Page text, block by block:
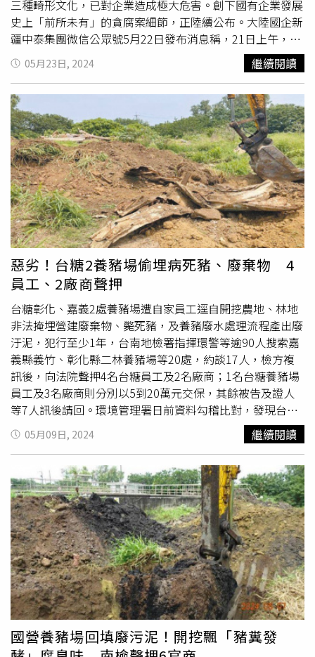
身演藝圈，卻有很長一段時間懷才不遇，被人以「蔡少芬的
老公」稱呼。直到2014年，張晉因參演王家衛《一代宗
師》獲得第33屆香港金像獎最佳男配角獎，才逐漸打開星
路。當年，張晉在台上發表感言時，曾激動表示：「我的老
婆是蔡少芬，很多人說我這輩子要靠她。對，沒錯，我想說
我這輩子的幸福就是要靠她。」成為不少人津津樂道的佳
話。
三種畸形文化，已對企業造成極大危害。創下國有企業發展
史上「前所未有」的貪腐案細節，正陸續公布。大陸國企新
疆中泰集團微信公眾號5月22日發布消息稱，21日上午，集
團召開2024年巡察工作會議暨第一輪巡察動員部署會議，
集團黨委書記、董事長王平洋指出，2024是實現「十四
五」規畫目標任務的關鍵一年，也是中泰集團深化改革、肅
清王
流毒、重構現代企業治理體系至關重要的一年。他
強調，要堅決杜絕「低級紅」「高級黑」現象，通過第三方
機構入駐指導，研究中泰集團的歷史、現在和未來，扭轉異
化「家文化」帶來的影響，清朗政治生態、重塑企業文化。
誰是王洪欣？公開資料顯示，1965年出生的王洪欣曾任新
疆中泰化學（集團）股份有限公司黨委書記、董事長，中泰
（集團）有限責任公司黨委書記、董事長，2023年4月轉崗
自治區工信廳黨組書記、副廳長後宣告落馬，被稱為「潛藏
在國有企業的毒瘤」。澎湃新聞報導，王洪欣被查後，中泰
集團眾多下屬公司開設「揭批改專欄」，要求徹底清除13種
畸形文化流毒。有人撰文稱，王洪欣的「浮誇文化」「奢侈
文化」「投機文化」「封建文化」「獨裁文化」等十三種畸
形文化對企業造成了極大的危害。如：「利益捆綁」文化。
大搞「飛地人才」「高管密薪」「天價培訓」和長期「吃空
餉」，利益捆綁、蒙蔽群眾，設置福利陷阱，慷國家之慨，
籠絡人心、誤導企業員工、離退休員工「家理念」，實質把
國有企業當成自己的家族企業。弱化、虛化、邊緣化黨建工
作，違反選人、用人規定，結黨營私、拉幫結派，任人唯
親、任人唯利，擅自增設經營班子、另搞一套，沆瀣一氣。
還有內部職工一一點評道，「浮誇文化」和「奢侈文化」導
致企業虛增營業收入、大搞「貿易運動」，以及追求超規格
慶典活動和豪華享受等行為；「代理人文化」和「投機文
化」延伸權力，唆使親屬或其他「代理人」掛名領薪、股
票、期權等收受賄賂、充當「白手套」；「封建迷信文化」
和「寄生文化」言不由衷、表裡不一、迷信風水等封建思
想，尋找精神寄託，祈求神靈護佑；「個人崇拜文化」和
「利益捆綁文化」將中泰集團的發展成績占為己有，散布虛
假言論，推崇個人能力和關係網；「衛道士文化」和「獨裁
文化」披著道德的外衣，掩蓋自己的錯誤言行和違法違紀行
為。獨斷專行、壓制民主、打擊報復不同意見的員工。有人
稱，縱觀王洪欣熱衷於拉「小圈子」，大搞團團夥夥、親親
疏疏，私自增設經營班子，架空黨委班子，利用其「圈子」
畫分「勢力範圍」，共用「利益果實」，「神化」個人能
05月23日, 2024 繼續閱讀
惡劣！台糖2養豬場偷埋病死豬、廢棄物 4
員工、2廠商聲押
台糖彰化、嘉義2處養豬場遭自家員工逕自開挖農地、林地
非法掩埋營建廢棄物、斃死豬，及養豬廢水處理流程產出廢
汙泥，犯行至少1年，台南地檢署指揮環警等逾90人搜索嘉
義縣義竹、彰化縣二林養豬場等20處，約談17人，檢方複
訊後，向法院聲押4名台糖員工及2名廠商；1名台糖養豬場
員工及3名廠商則分別以5到20萬元交保，其餘被告及證人
等7人訊後請回。環境管理署日前資料勾稽比對，發現台糖
義竹、二林共2處養豬場有廢棄物流向不明，經比對許可文
件及申報資料，發現有廢汙泥申報產出數量明顯不足，調閱
衛星影像比對，研判有非法回填、堆置廢棄物情事。台南地
檢署檢察官洪欣昇7日指揮廉政署南部地區調查組、南區環
境管理中心、嘉義及彰化環、警等單位搜索，並在2處現場
開挖，果真發現回填堆置養豬廢水處理流程產出廢汙泥、營
建廢棄物及棄置斃死豬。南檢指出，根據現場廢汙泥回填深
度達2、3公尺，且開挖土方散發豬糞發酵腐敗臭味，研判犯
行至少持續1年。南檢出動十多位檢察官協同複訊李姓被告
等5名台糖員工、梁姓被告等6名廠商及6名證人，認為其中
4名台糖養豬場員工與2名廠商涉犯廢棄物清理法、貪汙治罪
條例的圖利罪等罪嫌，且有逃亡、串供、滅證之虞，向法院
聲押禁見。據了解，涉案的台糖養豬場員工疑便宜行事，勾
結外包廠商未依合法方式清理廢棄物，私下將廢水處理設備
05月09日, 2024 繼續閱讀
國營養豬場回填廢污泥！開挖飄「豬糞發